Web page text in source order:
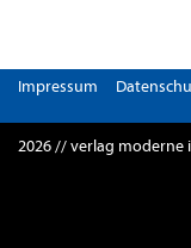
Impressum
2026 // verlag moderne